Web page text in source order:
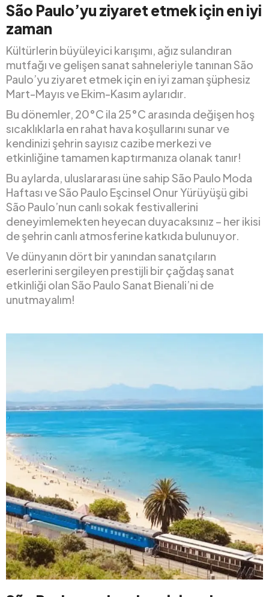
São Paulo’yu ziyaret etmek için en iyi
zaman
Kültürlerin büyüleyici karışımı, ağız sulandıran
mutfağı ve gelişen sanat sahneleriyle tanınan São
Paulo’yu ziyaret etmek için en iyi zaman şüphesiz
Mart-Mayıs ve Ekim-Kasım aylarıdır.
Bu dönemler, 20°C ila 25°C arasında değişen hoş
sıcaklıklarla en rahat hava koşullarını sunar ve
kendinizi şehrin sayısız cazibe merkezi ve
etkinliğine tamamen kaptırmanıza olanak tanır!
Bu aylarda, uluslararası üne sahip São Paulo Moda
Haftası ve São Paulo Eşcinsel Onur Yürüyüşü gibi
São Paulo’nun canlı sokak festivallerini
deneyimlemekten heyecan duyacaksınız – her ikisi
de şehrin canlı atmosferine katkıda bulunuyor.
Ve dünyanın dört bir yanından sanatçıların
eserlerini sergileyen prestijli bir çağdaş sanat
etkinliği olan São Paulo Sanat Bienali’ni de
unutmayalım!